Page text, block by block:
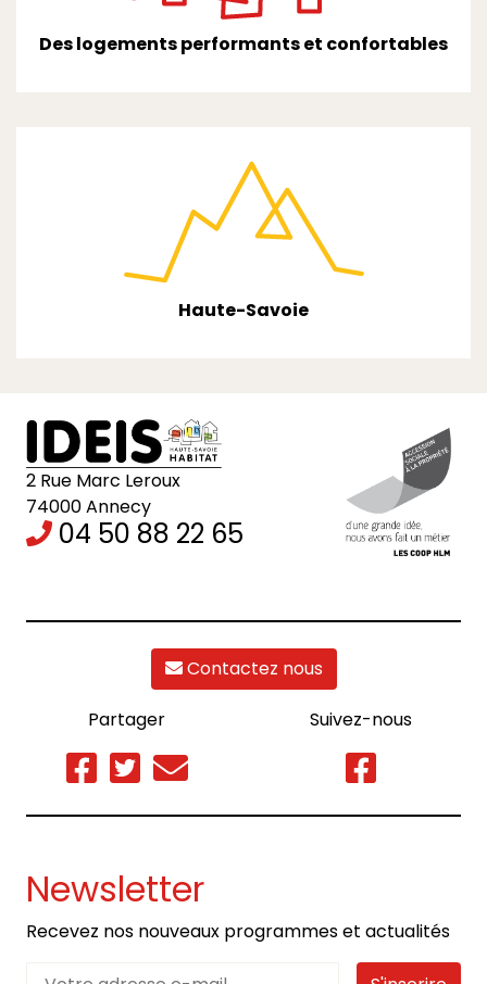
Des logements performants et confortables
Haute-Savoie
2 Rue Marc Leroux
74000 Annecy
04 50 88 22 65
Contactez nous
Partager Suivez-nous
Newsletter
Recevez nos nouveaux programmes et actualités